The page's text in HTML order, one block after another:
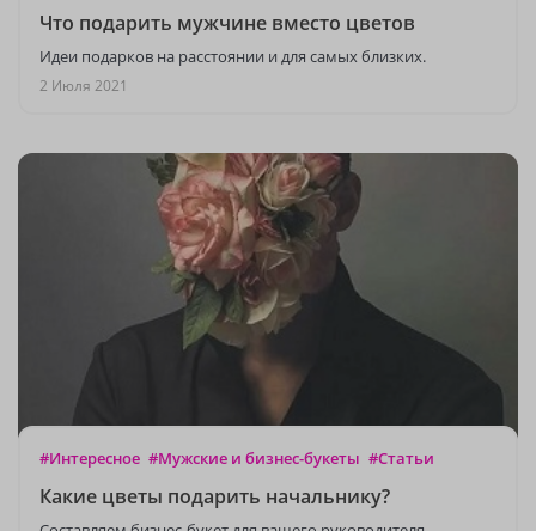
Что подарить мужчине вместо цветов
Идеи подарков на расстоянии и для самых близких.
2 Июля 2021
#Интересное #Мужские и бизнес-букеты #Статьи
Какие цветы подарить начальнику?